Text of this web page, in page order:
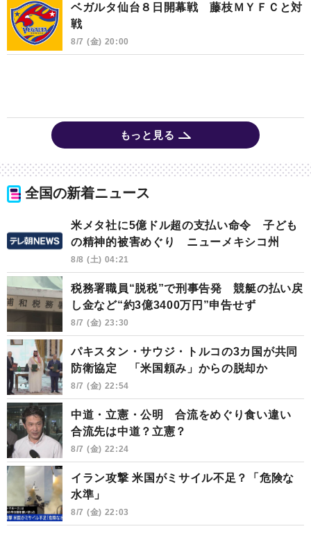
ベガルタ仙台８日開幕戦 藤枝ＭＹＦＣと対
戦
8/7 (金) 20:00
もっと見る
全国の新着ニュース
米メタ社に5億ドル超の支払い命令 子ども
の精神的被害めぐり ニューメキシコ州
8/8 (土) 04:21
税務署職員“脱税”で刑事告発 競艇の払い戻
し金など“約3億3400万円”申告せず
8/7 (金) 23:30
パキスタン・サウジ・トルコの3カ国が共同
防衛協定 「米国頼み」からの脱却か
8/7 (金) 22:54
中道・立憲・公明 合流をめぐり食い違い
合流先は中道？立憲？
8/7 (金) 22:24
イラン攻撃 米国がミサイル不足？「危険な
水準」
8/7 (金) 22:03